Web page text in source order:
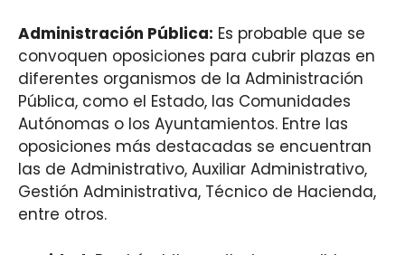
Administración Pública: Es probable que se
convoquen oposiciones para cubrir plazas en
diferentes organismos de la Administración
Pública, como el Estado, las Comunidades
Autónomas o los Ayuntamientos. Entre las
oposiciones más destacadas se encuentran
las de Administrativo, Auxiliar Administrativo,
Gestión Administrativa, Técnico de Hacienda,
entre otros.